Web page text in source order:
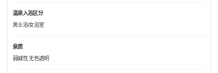
温泉入浴区分
男士浴/女浴室
泉质
弱碱性 无色透明